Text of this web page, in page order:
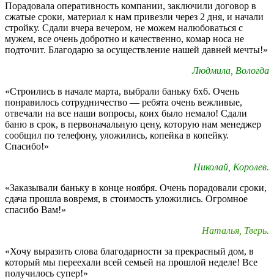
Порадовала оперативность компании, заключили договор в
сжатые сроки, материал к нам привезли через 2 дня, и начали
стройку. Сдали вчера вечером, не можем налюбоваться с
мужем, все очень добротно и качественно, комар носа не
подточит. Благодарю за осуществление нашей давней мечты!»
Людмила, Вологда
«Строились в начале марта, выбрали баньку 6х6. Очень
понравилось сотрудничество — ребята очень вежливые,
отвечали на все наши вопросы, коих было немало! Сдали
баню в срок, в первоначальную цену, которую нам менеджер
сообщил по телефону, уложились, копейка в копейку.
Спасибо!»
Николай, Королев.
«Заказывали баньку в конце ноября. Очень порадовали сроки,
сдача прошла вовремя, в стоимость уложились. Огромное
спасибо Вам!»
Наталья, Тверь.
«Хочу выразить слова благодарности за прекрасный дом, в
который мы переехали всей семьей на прошлой неделе! Все
получилось супер!»